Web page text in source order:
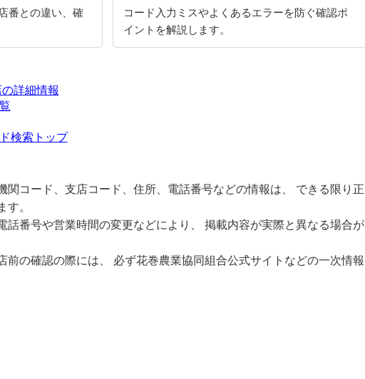
番との違い、確
コード入力ミスやよくあるエラーを防ぐ確認ポ
イントを解説します。
詳細情報
検索トップ
関コード、支店コード、住所、電話番号などの情報は、 できる限り正
。
話番号や営業時間の変更などにより、 掲載内容が実際と異なる場合が
前の確認の際には、 必ず花巻農業協同組合公式サイトなどの一次情報